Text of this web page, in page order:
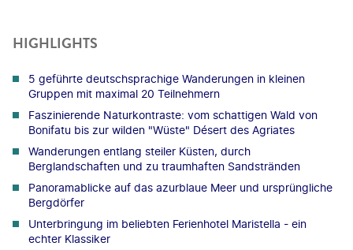
HIGHLIGHTS
5 geführte deutschsprachige Wanderungen in kleinen
Gruppen mit maximal 20 Teilnehmern
Faszinierende Naturkontraste: vom schattigen Wald von
Bonifatu bis zur wilden "Wüste" Désert des Agriates
Wanderungen entlang steiler Küsten, durch
Berglandschaften und zu traumhaften Sandstränden
Panoramablicke auf das azurblaue Meer und ursprüngliche
Bergdörfer
Unterbringung im beliebten Ferienhotel Maristella - ein
echter Klassiker